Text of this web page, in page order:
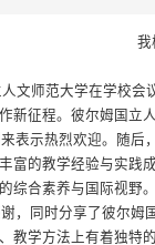
我
文师范大学在学校
新征程。彼尔姆国立
表示热烈欢迎。随
富的教学经验与实践
综合素养与国际视野。
，同时分享了彼尔
教学方法上有着独特